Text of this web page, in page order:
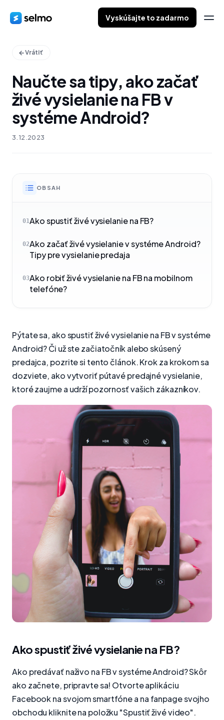
Vyskúšajte to zadarmo
Vrátiť
Naučte sa tipy, ako začať
živé vysielanie na FB v
systéme Android?
3.12.2023
OBSAH
01Ako spustiť živé vysielanie na FB?
02Ako začať živé vysielanie v systéme Android?
Tipy pre vysielanie predaja
03Ako robiť živé vysielanie na FB na mobilnom
telefóne?
Pýtate sa, ako spustiť živé vysielanie na FB v systéme
Android? Či už ste začiatočník alebo skúsený
predajca, pozrite si tento článok. Krok za krokom sa
dozviete, ako vytvoriť pútavé predajné vysielanie,
ktoré zaujme a udrží pozornosť vašich zákazníkov.
Ako spustiť živé vysielanie na FB?
Ako predávať naživo na FB v systéme Android? Skôr
ako začnete, pripravte sa! Otvorte aplikáciu
Facebook na svojom smartfóne a na fanpage svojho
obchodu kliknite na položku "Spustiť živé video".